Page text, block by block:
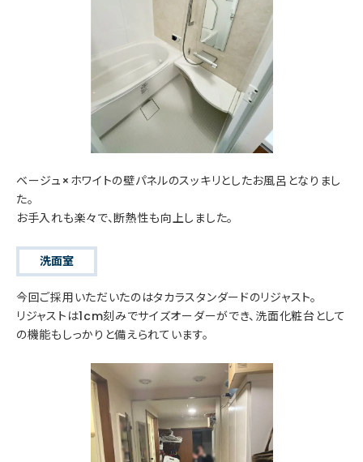
ベージュ×ホワイトの壁パネルのスッキリとしたお風呂となりまし
た。
お手入れも楽々で、断熱性も向上しました。
洗面室
今回ご採用いただいたのはタカラスタンダードのリジャスト。
リジャストは1cm刻みでサイズオーダーができ、洗面化粧台として
の機能もしっかりと備えられています。